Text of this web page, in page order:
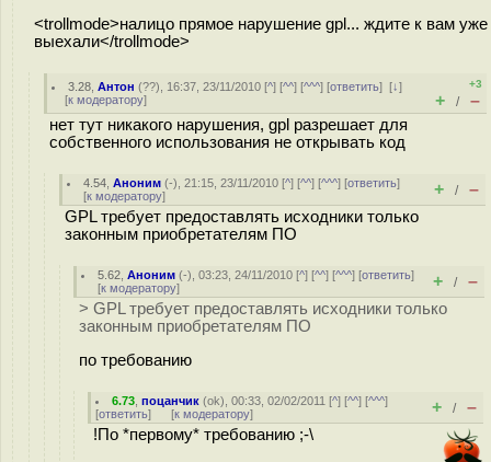
<trollmode>налицо прямое нарушение gpl... ждите к вам уже
выехали</trollmode>
3.28 ,Антон (??), 16:37, 23/11/2010 [^] [^^] [^^^] [ответить][↓]
[к модератору]
+3
+ / –
нет тут никакого нарушения, gpl разрешает для
собственного использования не открывать код
4.54 ,Аноним (-), 21:15, 23/11/2010 [^] [^^] [^^^] [ответить]
[к модератору] + / –
GPL требует предоставлять исходники только
законным приобретателям ПО
5.62 ,Аноним (-), 03:23, 24/11/2010 [^] [^^] [^^^] [ответить]
[к модератору] + / –
> GPL требует предоставлять исходники только
законным приобретателям ПО
по требованию
6.73 ,поцанчик (ok), 00:33, 02/02/2011 [^] [^^] [^^^]
[ответить] [к модератору] + / –
!По *первому* требованию ;-\